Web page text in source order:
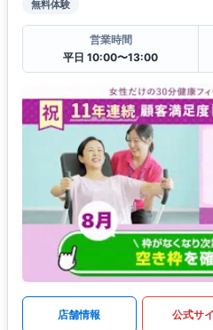
無料体験
営業時間
平日 10:00〜13:00
店舗情報 公式サ